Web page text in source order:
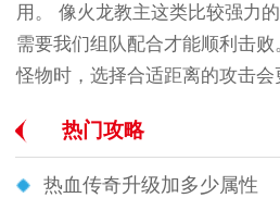
用。 像火龙教主这类比较强力
需要我们组队配合才能顺利击
怪物时，选择合适距离的攻击会
热门攻略
热血传奇升级加多少属性